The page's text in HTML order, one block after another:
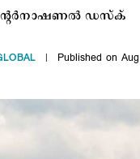
ഡസ്ക്
Published on